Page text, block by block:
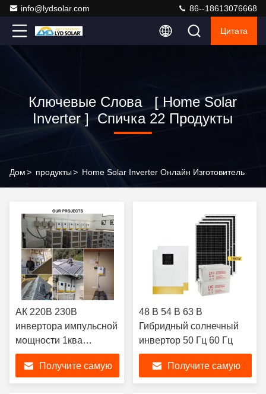
info@lydsolar.com 86--18613076668
Цитата
Ключевые Слова [ Home Solar
Inverter ] Спичка 22 Продукты
Дом> продукты> Home Solar Inverter Онлайн Изготовитель
АК 220В 230В
инвертора импульсной
мощности 1ква
гибридный солнечный
для домашнего
использования
Получите самую
48 В 54 В 63 В
Гибридный солнечный
инвертор 50 Гц 60 Гц
Получите самую